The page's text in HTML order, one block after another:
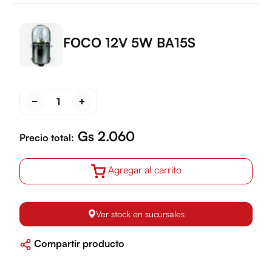
FOCO 12V 5W BA15S
Precio total: Gs 2.060
Agregar al carrito
Ver stock en sucursales
Compartir producto